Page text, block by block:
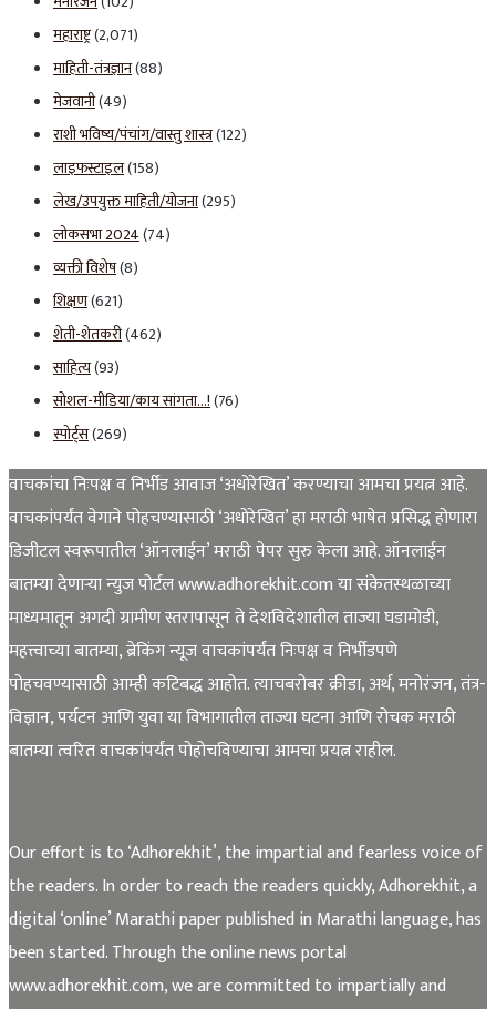
महाराष्ट्र(2,071)
माहिती-तंत्रज्ञान(88)
मेजवानी(49)
राशी भविष्य/पंचांग/वास्तु शास्त्र(122)
लाइफस्टाइल(158)
लेख/उपयुक्त माहिती/योजना(295)
लोकसभा 2024(74)
व्यक्ती विशेष(8)
शिक्षण(621)
शेती-शेतकरी(462)
साहित्य(93)
सोशल-मीडिया/काय सांगता…!(76)
स्पोर्ट्स(269)
वाचकांचा निःपक्ष व निर्भीड आवाज ‘अधोरेखित’ करण्याचा आमचा प्रयत्न आहे.
वाचकांपर्यंत वेगाने पोहचण्यासाठी ‘अधोरेखित’ हा मराठी भाषेत प्रसिद्ध होणारा
डिजीटल स्वरूपातील ‘ऑनलाईन’ मराठी पेपर सुरु केला आहे. ऑनलाईन
बातम्या देणाऱ्या न्युज पोर्टल www.adhorekhit.com या संकेतस्थळाच्या
माध्यमातून अगदी ग्रामीण स्तरापासून ते देशविदेशातील ताज्या घडामोडी,
महत्त्वाच्या बातम्या, ब्रेकिंग न्यूज वाचकांपर्यंत निःपक्ष व निर्भीडपणे
पोहचवण्यासाठी आम्ही कटिबद्ध आहोत. त्याचबरोबर क्रीडा, अर्थ, मनोरंजन, तंत्र-
विज्ञान, पर्यटन आणि युवा या विभागातील ताज्या घटना आणि रोचक मराठी
बातम्या त्वरित वाचकांपर्यंत पोहोचविण्याचा आमचा प्रयत्न राहील.
Our effort is to ‘Adhorekhit’, the impartial and fearless voice of
the readers. In order to reach the readers quickly, Adhorekhit, a
digital ‘online’ Marathi paper published in Marathi language, has
been started. Through the online news portal
www.adhorekhit.com, we are committed to impartially and